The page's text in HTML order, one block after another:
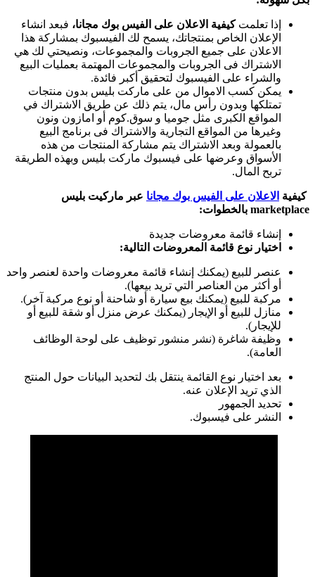
إذا تعلمتكيفية الاعلان على الفيس بوك مجانا، فبعد انشاء
الإعلان الخاص بمنتجاتك، يسمح لك الفيسبوك بمشاركة هذا
الاعلان على جميع الجروبات والمجموعات، ونصيحتي لك هي
الاشتراك فى الجروبات والمجموعات المهتمة بعمليات البيع
والشراء على الفيسبوك لتحقيق أكبر فائدة.
يمكن كسب الاموال من على ماركت بليس بدون منتجات
تمتلكها وبدون رأس مال، يتم ذلك عن طريق الاشتراك في
المواقع الكبرى مثل جوميا و سوق.كوم أو امازون ونون
وغيرها من المواقع التجارية والاشتراك فى برنامج البيع
بالعمولة وبعد الاشتراك يتم مشاركة المنتجات من هذه
الأسواق وعرضها على فيسبوك ماركت بليس وبهذه الطريقة
تربح المال.
كيفية الاعلان على الفيس بوك مجانا عبر ماركيت بليس
marketplace بالخطوات:
إنشاء قائمة معروضات جديدة
اختيار نوع قائمة المعروضات التالية:
عنصر للبيع (يمكنك إنشاء قائمة معروضات واحدة لعنصر واحد
أو أكثر من العناصر التي تريد بيعها).
مركبة للبيع (يمكنك بيع سيارة أو شاحنة أو نوع مركبة آخر).
منازل للبيع أو الإيجار (يمكنك عرض منزل أو شقة للبيع أو
للإيجار).
وظيفة شاغرة (نشر منشور توظيف على لوحة الوظائف
العامة).
بعد اختيار نوع القائمة ينتقل بك لتحديد البيانات حول المنتج
الذي تريد الإعلان عنه.
تحديد الجمهور
النشر على فيسبوك.